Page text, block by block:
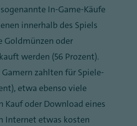
In-Game-Käufe
innerhalb des Spiels
Goldmünzen oder
werden (56 Prozent).
Gamern zahlten für Spiele-
etwa ebenso viele
Kauf oder Download eines
Internet etwas kosten